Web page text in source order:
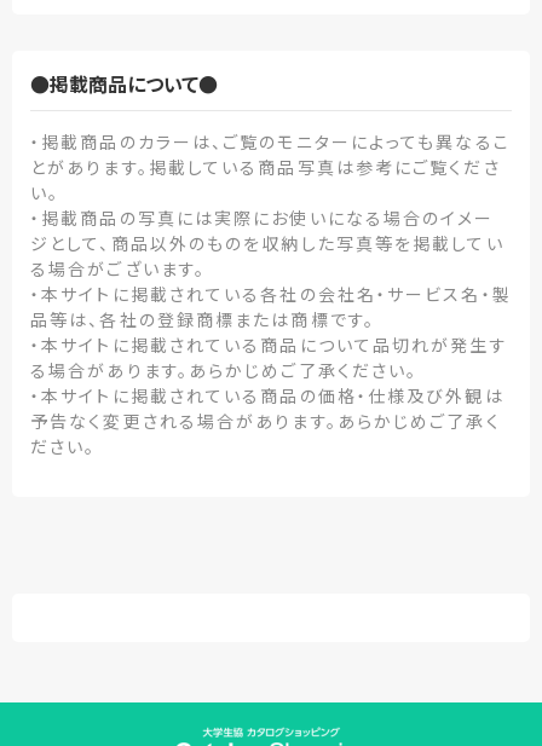
●掲載商品について●
・掲載商品のカラーは、ご覧のモニターによっても異なるこ
とがあります。掲載している商品写真は参考にご覧くださ
い。
・掲載商品の写真には実際にお使いになる場合のイメー
ジとして、商品以外のものを収納した写真等を掲載してい
る場合がございます。
・本サイトに掲載されている各社の会社名・サービス名・製
品等は、各社の登録商標または商標です。
・本サイトに掲載されている商品について品切れが発生す
る場合があります。あらかじめご了承ください。
・本サイトに掲載されている商品の価格・仕様及び外観は
予告なく変更される場合があります。あらかじめご了承く
ださい。